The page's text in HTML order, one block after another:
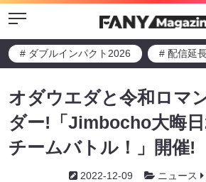
Menu
# ダブルインパクト2026 # 配信延
オダウエダと令和ロマ
ダー!「Jimbocho大晦
チームバトル！」開催!
2022-12-09 ニュース